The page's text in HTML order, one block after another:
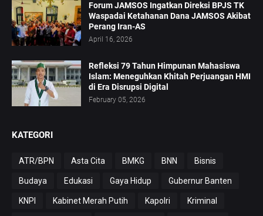
Forum JAMSOS Ingatkan Direksi BPJS TK
Waspadai Ketahanan Dana JAMSOS Akibat
Perang Iran-AS
April 16, 2026
Refleksi 79 Tahun Himpunan Mahasiswa
Islam: Meneguhkan Khitah Perjuangan HMI
di Era Disrupsi Digital
February 05, 2026
KATEGORI
ATR/BPN Asta Cita BMKG BNN Bisnis
Budaya Edukasi Gaya Hidup Gubernur Banten
KNPI Kabinet Merah Putih Kapolri Kriminal